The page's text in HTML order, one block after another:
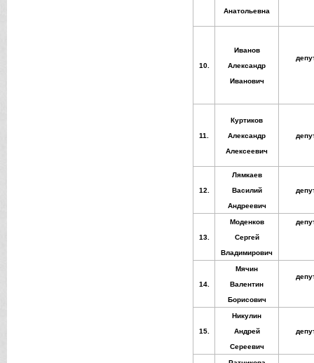
Анатольевна
10.
Иванов
Александр
Иванович
11.
Куртиков
Александр
Алексеевич
12.
Лямкаев
Василий
Андреевич
13.
Моденков
Сергей
Владимирович
14.
Мячин
Валентин
Борисович
15.
Никулин
Андрей
Сереевич